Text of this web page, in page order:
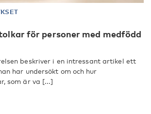
för personer med medfödd
beskriver i en intressant artikel ett
har undersökt om och hur
som är va [...]